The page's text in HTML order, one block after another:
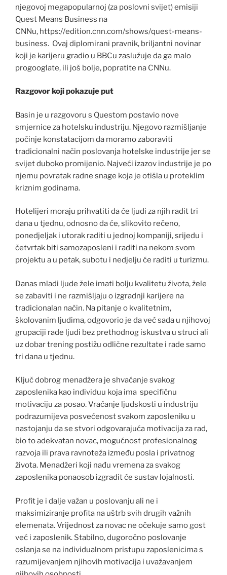
njegovoj megapopularnoj (za poslovni svijet) emisiji
Quest Means Business na
CNNu, https://edition.cnn.com/shows/quest-means-
business. Ovaj diplomirani pravnik, briljantni novinar
koji je karijeru gradio u BBCu zaslužuje da ga malo
progooglate, ili još bolje, popratite na CNNu.
Razgovor koji pokazuje put
Basin je u razgovoru s Questom postavio nove
smjernice za hotelsku industriju. Njegovo razmišljanje
počinje konstatacijom da moramo zaboraviti
tradicionalni način poslovanja hotelske industrije jer se
svijet duboko promijenio. Najveći izazov industrije je po
njemu povratak radne snage koja je otišla u proteklim
kriznim godinama.
Hotelijeri moraju prihvatiti da će ljudi za njih radit tri
dana u tjednu, odnosno da će, slikovito rečeno,
ponedjeljak i utorak raditi u jednoj kompaniji, srijedu i
četvrtak biti samozaposleni i raditi na nekom svom
projektu a u petak, subotu i nedjelju će raditi u turizmu.
Danas mladi ljude žele imati bolju kvalitetu života, žele
se zabaviti i ne razmišljaju o izgradnji karijere na
tradicionalan način. Na pitanje o kvalitetnim,
školovanim ljudima, odgovorio je da već sada u njihovoj
grupaciji rade ljudi bez prethodnog iskustva u struci ali
uz dobar trening postižu odlične rezultate i rade samo
tri dana u tjednu.
Ključ dobrog menadžera je shvaćanje svakog
zaposlenika kao individuu koja ima specifičnu
motivaciju za posao. Vraćanje ljudskosti u industriju
podrazumijeva posvećenost svakom zaposleniku u
nastojanju da se stvori odgovarajuća motivacija za rad,
bio to adekvatan novac, mogućnost profesionalnog
razvoja ili prava ravnoteža između posla i privatnog
života. Menadžeri koji nađu vremena za svakog
zaposlenika ponaosob izgradit će sustav lojalnosti.
Profit je i dalje važan u poslovanju ali ne i
maksimiziranje profita na uštrb svih drugih važnih
elemenata. Vrijednost za novac ne očekuje samo gost
već i zaposlenik. Stabilno, dugoročno poslovanje
oslanja se na individualnom pristupu zaposlenicima s
razumijevanjem njihovih motivacija i uvažavanjem